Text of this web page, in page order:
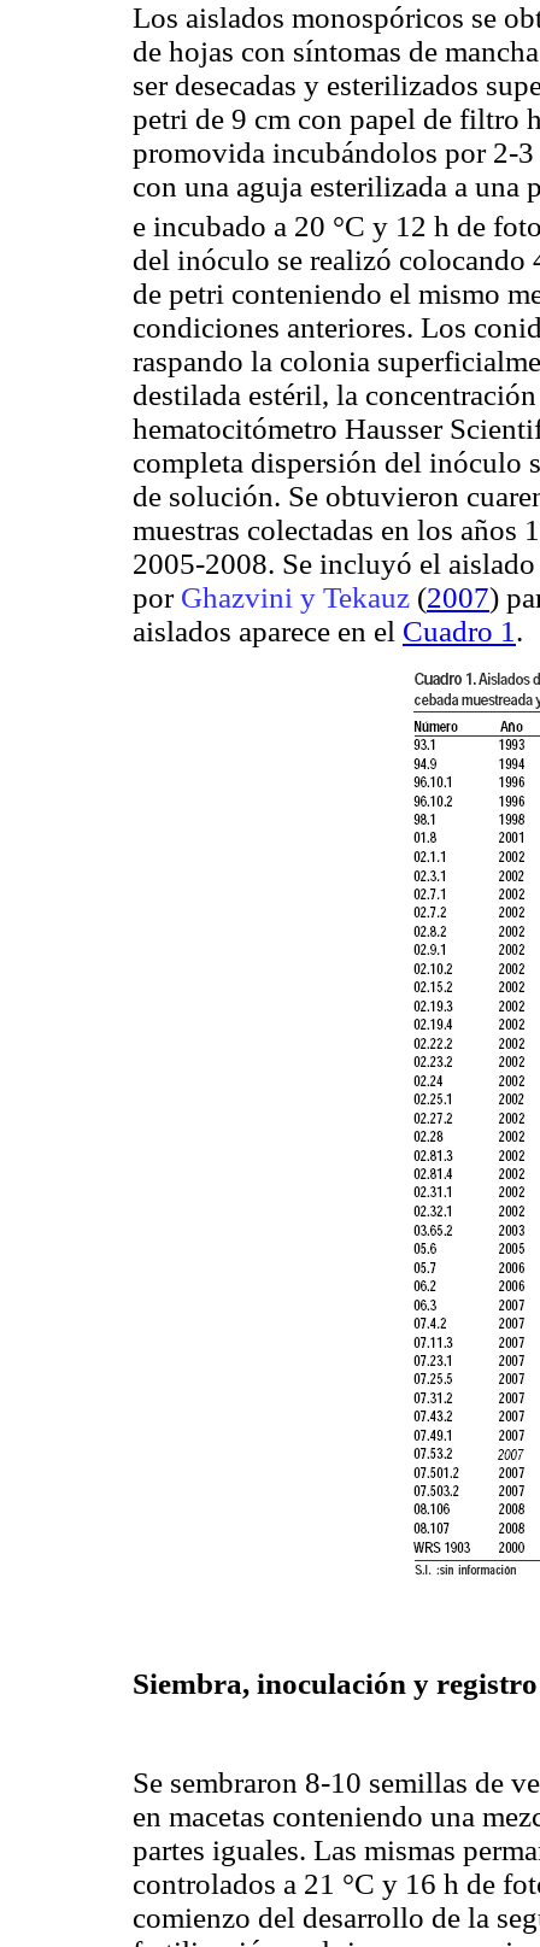
Los aislados monospóricos se
de hojas con síntomas de
ser desecadas y esterilizados
petri de 9 cm con papel de filtro
promovida incubándolos por 2-
con una aguja esterilizada a una
e incubado a 20 °C y 12 h de
del inóculo se realizó colocando
de petri conteniendo el mismo
condiciones anteriores. Los
raspando la colonia
destilada estéril, la
hematocitómetro Hausser
completa dispersión del inóculo
de solución. Se obtuvieron
muestras colectadas en los
2005-2008. Se incluyó el
por Ghazvini y Tekauz (2007)
aislados aparece en el Cuadro 1 .
Siembra, inoculación y
Se sembraron 8-10 semillas de
en macetas conteniendo una
partes iguales. Las mismas
controlados a 21 °C y 16 h de
comienzo del desarrollo de la